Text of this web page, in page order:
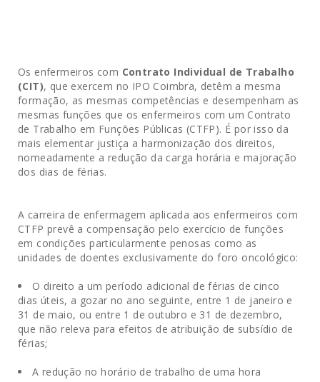
Os enfermeiros com Contrato Individual de Trabalho
(CIT), que exercem no IPO Coimbra, detêm a mesma
formação, as mesmas competências e desempenham as
mesmas funções que os enfermeiros com um Contrato
de Trabalho em Funções Públicas (CTFP). É por isso da
mais elementar justiça a harmonização dos direitos,
nomeadamente a redução da carga horária e majoração
dos dias de férias.
A carreira de enfermagem aplicada aos enfermeiros com
CTFP prevê a compensação pelo exercício de funções
em condições particularmente penosas como as
unidades de doentes exclusivamente do foro oncológico:
O direito a um período adicional de férias de cinco
dias úteis, a gozar no ano seguinte, entre 1 de janeiro e
31 de maio, ou entre 1 de outubro e 31 de dezembro,
que não releva para efeitos de atribuição de subsídio de
férias;
A redução no horário de trabalho de uma hora